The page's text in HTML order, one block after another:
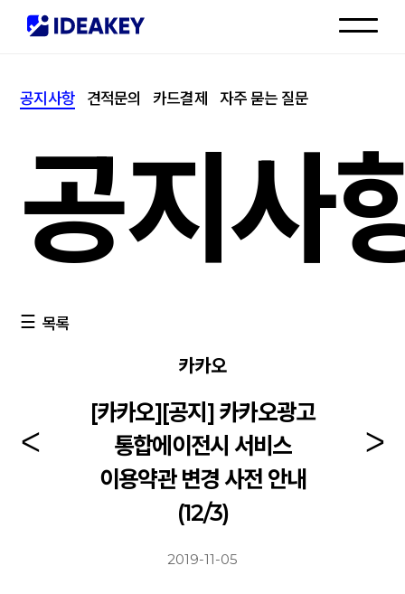
고객센터
공지사항 견적문의 카드결제 자주 묻는 질문
공지사
목록
카카오
[카카오][공지] 카카오광고
통합에이전시 서비스
이용약관 변경 사전 안내
(12/3)
2019-11-05